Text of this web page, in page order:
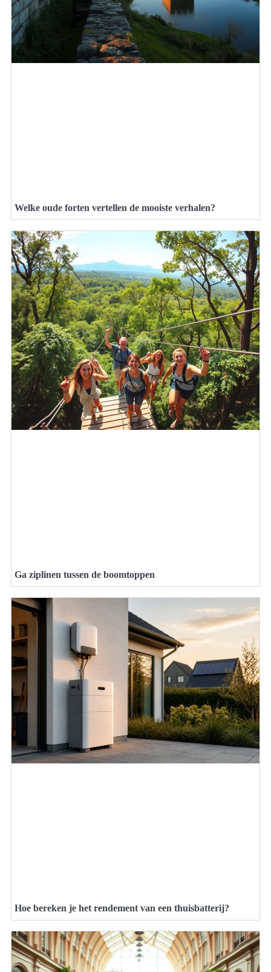
Welke oude forten vertellen de mooiste verhalen?
Ga ziplinen tussen de boomtoppen
Hoe bereken je het rendement van een thuisbatterij?